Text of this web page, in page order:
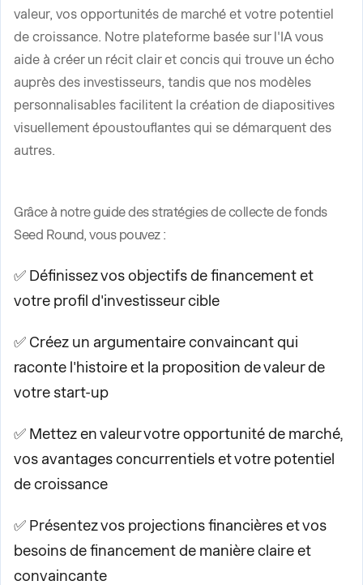
valeur, vos opportunités de marché et votre potentiel
de croissance. Notre plateforme basée sur l'IA vous
aide à créer un récit clair et concis qui trouve un écho
auprès des investisseurs, tandis que nos modèles
personnalisables facilitent la création de diapositives
visuellement époustouflantes qui se démarquent des
autres.
Grâce à notre guide des stratégies de collecte de fonds
Seed Round, vous pouvez :
✅ Définissez vos objectifs de financement et
votre profil d'investisseur cible
✅ Créez un argumentaire convaincant qui
raconte l'histoire et la proposition de valeur de
votre start-up
✅ Mettez en valeur votre opportunité de marché,
vos avantages concurrentiels et votre potentiel
de croissance
✅ Présentez vos projections financières et vos
besoins de financement de manière claire et
convaincante